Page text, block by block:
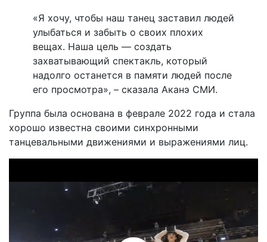
«Я хочу, чтобы наш танец заставил людей
улыбаться и забыть о своих плохих
вещах. Наша цель — создать
захватывающий спектакль, который
надолго останется в памяти людей после
его просмотра», – сказала Аканэ СМИ.
Группа была основана в феврале 2022 года и стала
хорошо известна своими синхронными
танцевальными движениями и выражениями лиц.